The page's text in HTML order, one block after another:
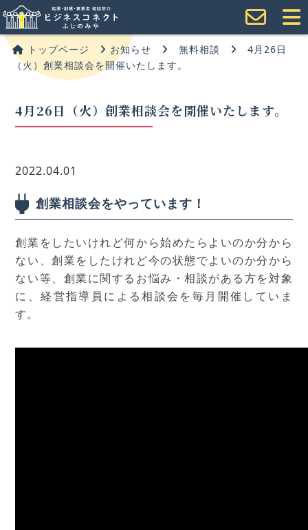
トップページ お知らせ 無料相談
4月26日
（火）創業相談会を開催いたします。
4月26日（火）創業相談会を開催いたします。
2022.04.01
創業相談会をやっています！
創業をしたいけれど何から始めたらよいのか分から
ない、創業をしたけれど今の状態でよいのか分から
ない等、創業に関するお悩み・相談がある方を対象
に、経営指導員による相談会を毎月開催していま
す。